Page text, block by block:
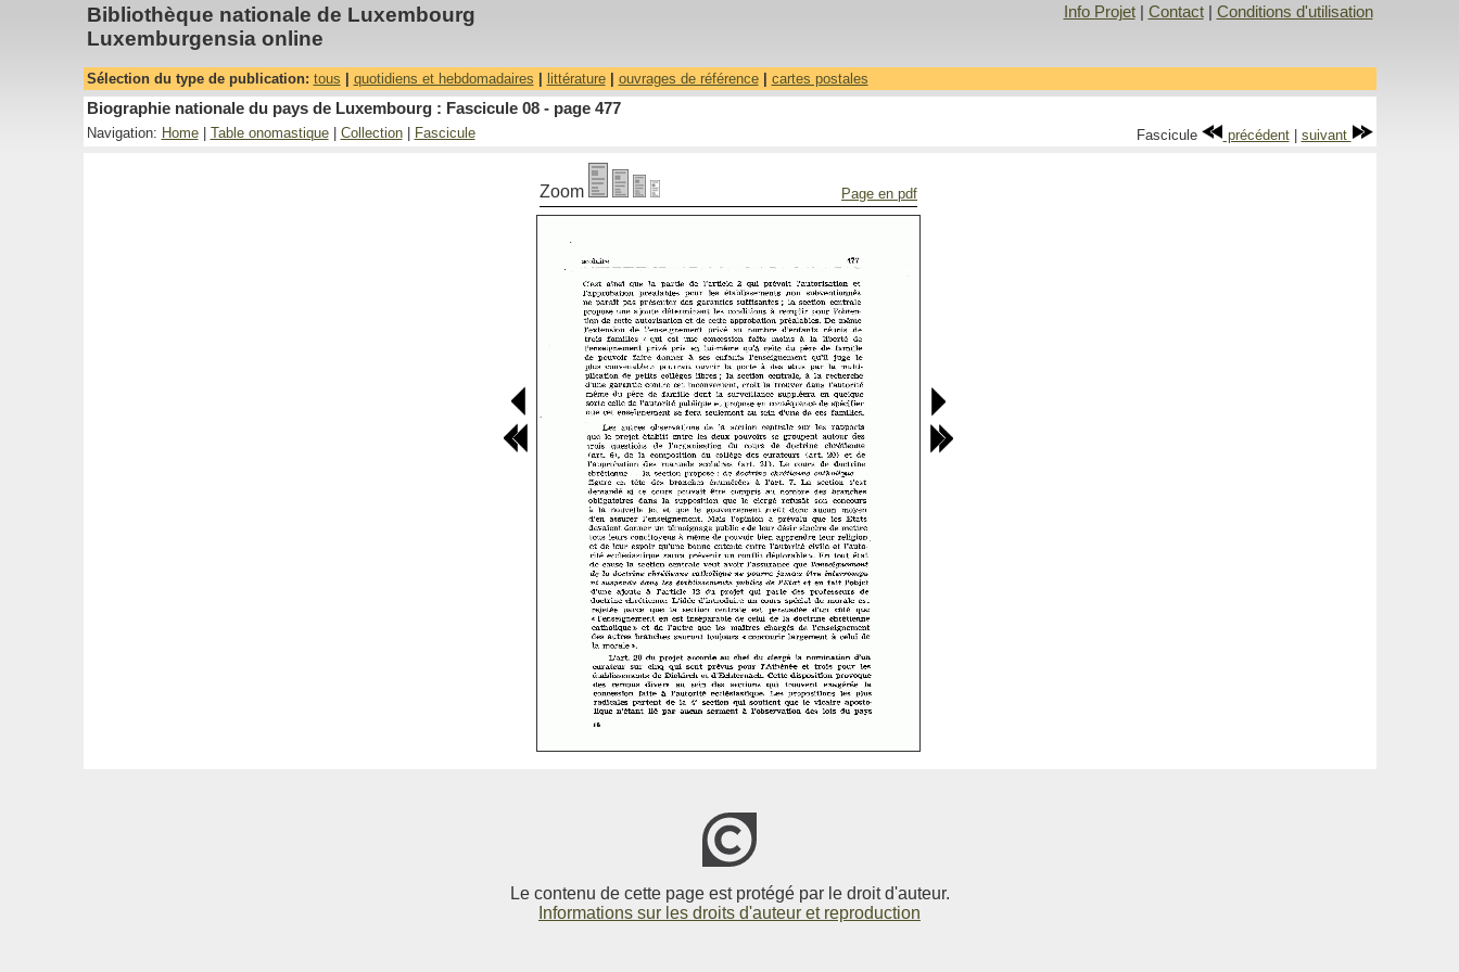
Bibliothèque nationale de Luxembourg
Luxemburgensia online
Info Projet| Contact| Conditions d'utilisation
Sélection du type de publication: tous quotidiens et hebdomadaires littérature| ouvrages de référence| cartes postales
Biographie nationale du pays de Luxembourg : Fascicule 08 - page 477
Navigation: Home| Table onomastique| Collection| Fascicule Fascicule précédent| suivant
Zoom Page en pdf
Le contenu de cette page est protégé par le droit d'auteur.
Informations sur les droits d'auteur et reproduction